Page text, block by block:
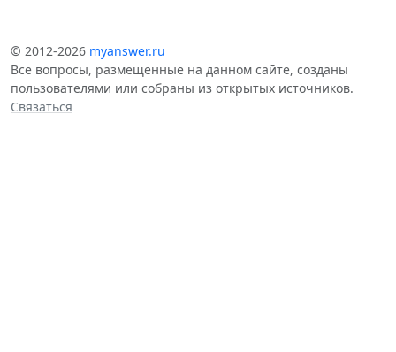
© 2012-2026 myanswer.ru
Все вопросы, размещенные на данном сайте, созданы
пользователями или собраны из открытых источников.
Связаться